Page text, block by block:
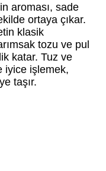
aroması, sade
ortaya çıkar.
klasik
tozu ve pul
katar. Tuz ve
iyice işlemek,
taşır.